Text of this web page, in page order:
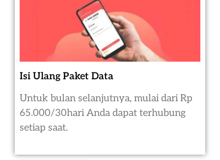
Isi Ulang Paket Data
Untuk bulan selanjutnya, mulai dari Rp
65.000/30hari Anda dapat terhubung
setiap saat.